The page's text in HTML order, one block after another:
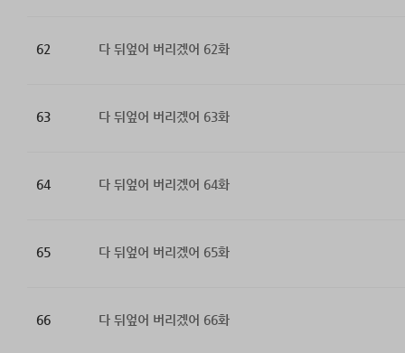
62 다 뒤엎어 버리겠어 62화
63 다 뒤엎어 버리겠어 63화
64 다 뒤엎어 버리겠어 64화
65 다 뒤엎어 버리겠어 65화
66 다 뒤엎어 버리겠어 66화